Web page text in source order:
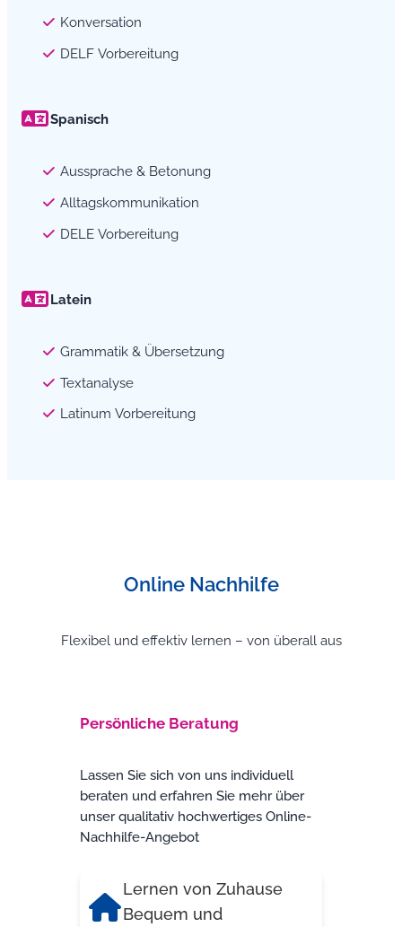
Konversation
DELF Vorbereitung
Spanisch
Aussprache & Betonung
Alltagskommunikation
DELE Vorbereitung
Latein
Grammatik & Übersetzung
Textanalyse
Latinum Vorbereitung
Online Nachhilfe
Flexibel und effektiv lernen – von überall aus
Persönliche Beratung
Lassen Sie sich von uns individuell
beraten und erfahren Sie mehr über
unser qualitativ hochwertiges Online-
Nachhilfe-Angebot
Lernen von Zuhause
Bequem und